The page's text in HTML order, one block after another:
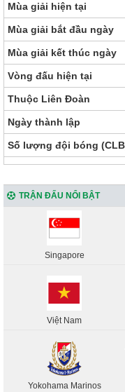
Mùa giải hiện tại
Mùa giải bắt đầu ngày
Mùa giải kết thúc ngày
Vòng đấu hiện tại
Thuộc Liên Đoàn
Ngày thành lập
Số lượng đội bóng
TRẬN ĐẤU NỔI BẬT
Singapore
Việt Nam
Yokohama Marinos